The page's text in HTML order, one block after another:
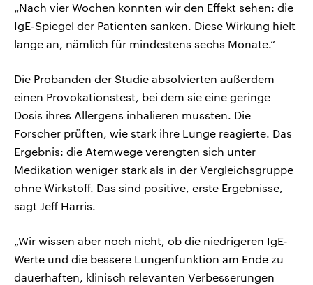
„Nach vier Wochen konnten wir den Effekt sehen: die
IgE-Spiegel der Patienten sanken. Diese Wirkung hielt
lange an, nämlich für mindestens sechs Monate.“
Die Probanden der Studie absolvierten außerdem
einen Provokationstest, bei dem sie eine geringe
Dosis ihres Allergens inhalieren mussten. Die
Forscher prüften, wie stark ihre Lunge reagierte. Das
Ergebnis: die Atemwege verengten sich unter
Medikation weniger stark als in der Vergleichsgruppe
ohne Wirkstoff. Das sind positive, erste Ergebnisse,
sagt Jeff Harris.
„Wir wissen aber noch nicht, ob die niedrigeren IgE-
Werte und die bessere Lungenfunktion am Ende zu
dauerhaften, klinisch relevanten Verbesserungen